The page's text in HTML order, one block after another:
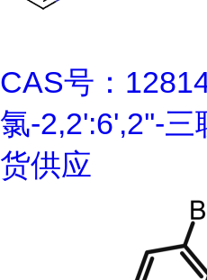
CAS号：
氯-2,2':6',2''-
货供应